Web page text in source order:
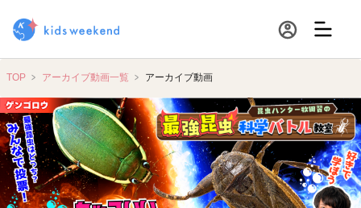
TOP アーカイブ動画一覧 アーカイブ動画